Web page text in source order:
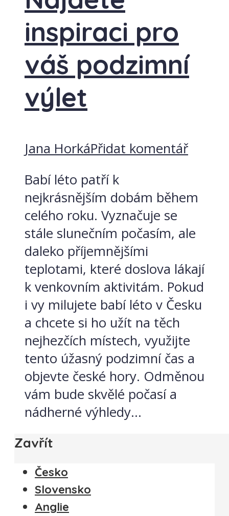
inspiraci pro
váš podzimní
výlet
Jana HorkáPřidat komentář
Babí léto patří k
nejkrásnějším dobám během
celého roku. Vyznačuje se
stále slunečním počasím, ale
daleko příjemnějšími
teplotami, které doslova lákají
k venkovním aktivitám. Pokud
i vy milujete babí léto v Česku
a chcete si ho užít na těch
nejhezčích místech, využijte
tento úžasný podzimní čas a
objevte české hory. Odměnou
vám bude skvělé počasí a
nádherné výhledy...
Zavřít
Česko
Slovensko
Anglie